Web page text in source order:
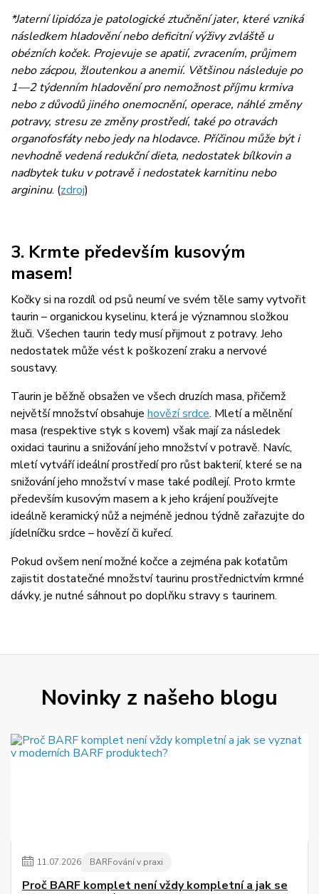
*Jaterní lipidóza je patologické ztučnění jater, které vzniká
následkem hladovění nebo deficitní výživy zvláště u
obézních koček. Projevuje se apatií, zvracením, průjmem
nebo zácpou, žloutenkou a anemií. Většinou následuje po
1—2 týdenním hladovění pro nemožnost příjmu krmiva
nebo z důvodů jiného onemocnění, operace, náhlé změny
potravy, stresu ze změny prostředí, také po otravách
organofosfáty nebo jedy na hlodavce. Příčinou může být i
nevhodně vedená redukční dieta, nedostatek bílkovin a
nadbytek tuku v potravě i nedostatek karnitinu nebo
argininu. (zdroj)
3. Krmte především kusovým
masem!
Kočky si na rozdíl od psů neumí ve svém těle samy vytvořit
taurin – organickou kyselinu, která je významnou složkou
žluči. Všechen taurin tedy musí přijmout z potravy. Jeho
nedostatek může vést k poškození zraku a nervové
soustavy.
Taurin je běžně obsažen ve všech druzích masa, přičemž
největší množství obsahuje hovězí srdce. Mletí a mělnění
masa (respektive styk s kovem) však mají za následek
oxidaci taurinu a snižování jeho množství v potravě. Navíc,
mletí vytváří ideální prostředí pro růst bakterií, které se na
snižování jeho množství v mase také podílejí. Proto krmte
především kusovým masem a k jeho krájení používejte
ideálně keramický nůž a nejméně jednou týdně zařazujte do
jídelníčku srdce – hovězí či kuřecí.
Pokud ovšem není možné kočce a zejména pak koťatům
zajistit dostatečné množství taurinu prostřednictvím krmné
dávky, je nutné sáhnout po doplňku stravy s taurinem.
Novinky z našeho blogu
11.07.2026 BARFování v praxi
Proč BARF komplet není vždy kompletní a jak se